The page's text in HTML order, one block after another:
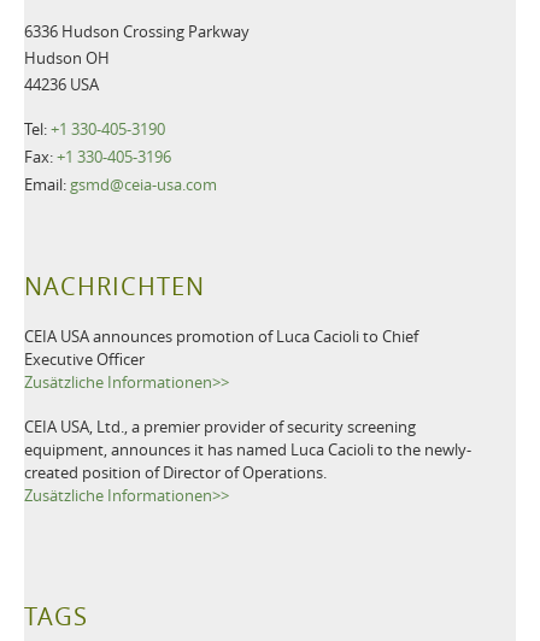
6336 Hudson Crossing Parkway
Hudson OH
44236 USA
Tel:+1 330-405-3190
Fax:+1 330-405-3196
Email: gsmd@ceia-usa.com
NACHRICHTEN
CEIA USA announces promotion of Luca Cacioli to Chief
Executive Officer
Zusätzliche Informationen>>
CEIA USA, Ltd., a premier provider of security screening
equipment, announces it has named Luca Cacioli to the newly-
created position of Director of Operations.
Zusätzliche Informationen>>
TAGS